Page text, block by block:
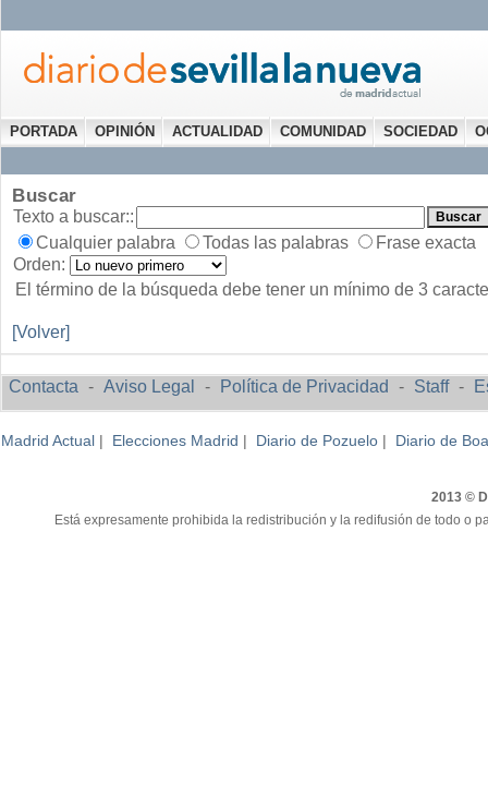
PORTADA OPINIÓN ACTUALIDAD COMUNIDAD SOCIEDAD
Buscar
Texto a buscar::
Cualquier palabra
Todas las palabras
Frase exacta
Orden:
El término de la búsqueda debe tener un mínimo de 3
[Volver]
Contacta - Aviso Legal - Política de Privacidad - Staff -
Madrid Actual | Elecciones Madrid | Diario de Pozuelo | Diario de
2013 ©
Está expresamente prohibida la redistribución y la redifusión de todo o